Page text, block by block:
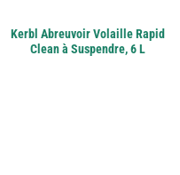
Kerbl Abreuvoir Volaille Rapid
Clean à Suspendre, 6 L